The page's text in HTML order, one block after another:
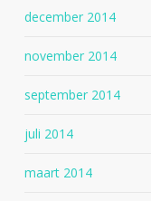
december 2014
november 2014
september 2014
juli 2014
maart 2014